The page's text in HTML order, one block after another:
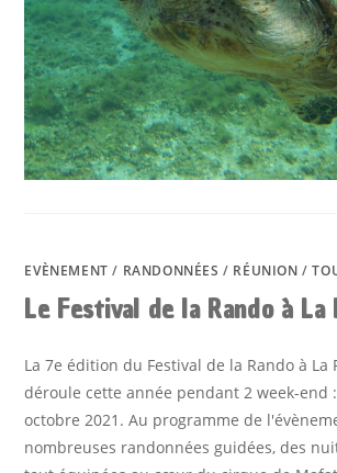
EVÈNEMENT / RANDONNÉES / RÉUNION /
Le Festival de la Rando à La
La 7e édition du Festival de la Rando à La
déroule cette année pendant 2 week-end
octobre 2021. Au programme de
nombreuses randonnées guidées, des